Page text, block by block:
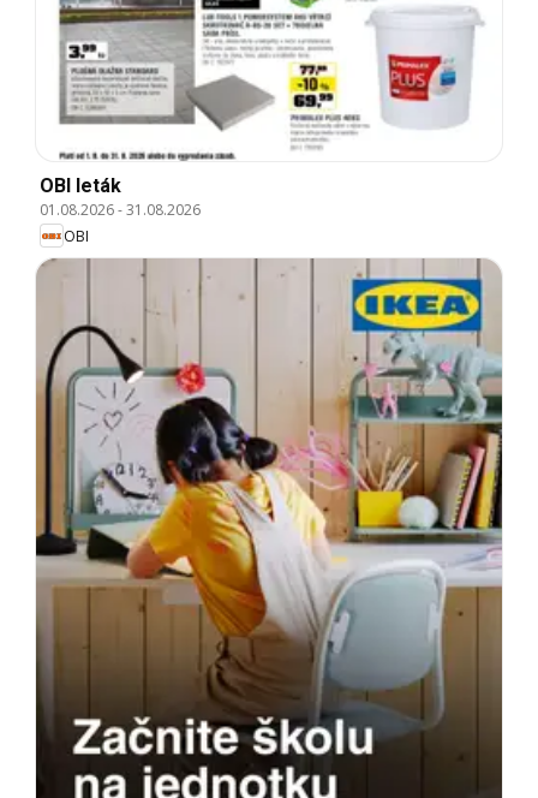
OBI leták
01.08.2026-31.08.2026
OBI